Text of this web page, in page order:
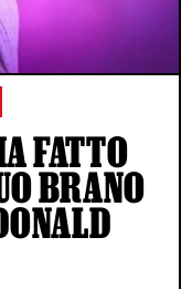
FATTO
BRANO